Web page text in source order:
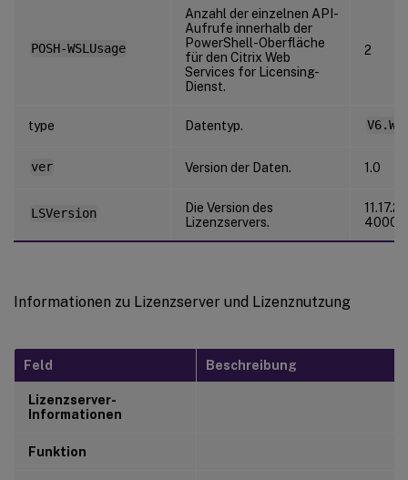
POSH-WSLUsage
Anzahl der einzelnen API-
Aufrufe innerhalb der
PowerShell-Oberfläche
für den Citrix Web
Services for Licensing-
Dienst.
2
type Datentyp.
ver Version der Daten. 1.0
LSVersion
Die Version des
Lizenzservers.
40000
Informationen zu Lizenzserver und Lizenznutzung
Feld Beschreibung
Lizenzserver-
Informationen
Funktion